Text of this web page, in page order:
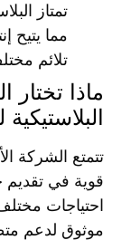
تمتاز
مما يتيح
تلائم
ماذا تختار
البلاستيكية
تتمتع الشركة
قوية في تقديم
احتياجات
موثوق لدعم